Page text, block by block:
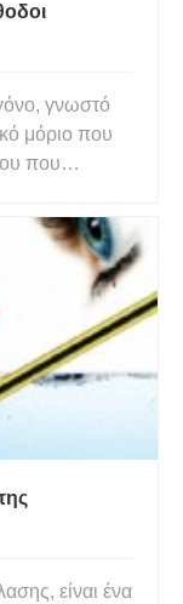
μόριο που
που
λιπών και
είναι ένα